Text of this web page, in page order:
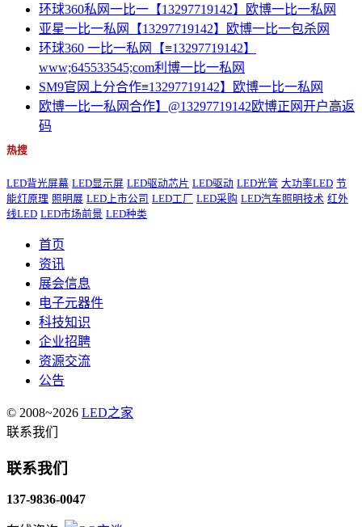
环球360私网一比一【13297719142】欧博一比一私网
亚星一比一私网【13297719142】欧博一比一包杀网
环球360 一比一私网【≡13297719142】
www;645533545;com利博一比一私网
SM9官网上分合作≡13297719142】欧博一比一私网
欧博一比一私网合作】@13297719142欧博正网开户高返
码
热搜
LED背光屏幕 LED显示屏 LED驱动芯片 LED驱动 LED光管 大功率LED 节
能灯原理 照明展 LED上市公司 LED工厂 LED采购 LED汽车照明技术 红外
线LED LED市场前景 LED种类
首页
资讯
展会信息
电子元器件
科技知识
企业招聘
资源交流
公告
© 2008~2026 LED之家
联系我们
联系我们
137-9836-0047